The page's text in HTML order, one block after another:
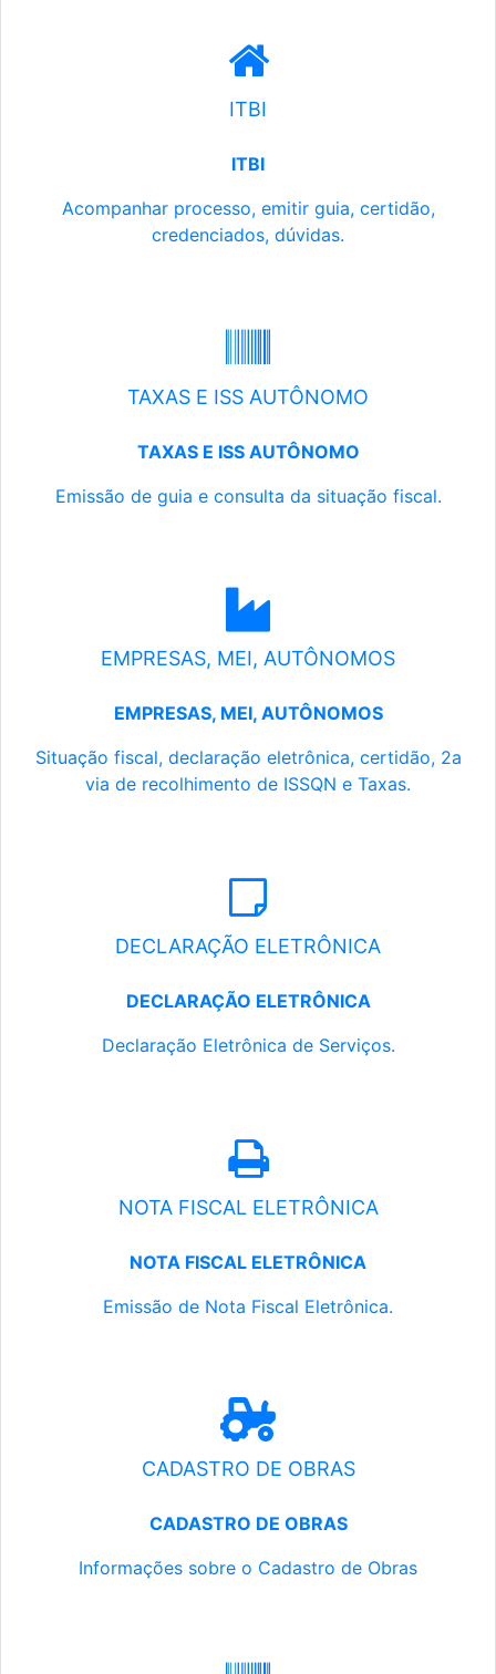
ITBI
ITBI
Acompanhar processo, emitir guia, certidão,
credenciados, dúvidas.
TAXAS E ISS AUTÔNOMO
TAXAS E ISS AUTÔNOMO
Emissão de guia e consulta da situação fiscal.
EMPRESAS, MEI, AUTÔNOMOS
EMPRESAS, MEI, AUTÔNOMOS
Situação fiscal, declaração eletrônica, certidão, 2a
via de recolhimento de ISSQN e Taxas.
DECLARAÇÃO ELETRÔNICA
DECLARAÇÃO ELETRÔNICA
Declaração Eletrônica de Serviços.
NOTA FISCAL ELETRÔNICA
NOTA FISCAL ELETRÔNICA
Emissão de Nota Fiscal Eletrônica.
CADASTRO DE OBRAS
CADASTRO DE OBRAS
Informações sobre o Cadastro de Obras